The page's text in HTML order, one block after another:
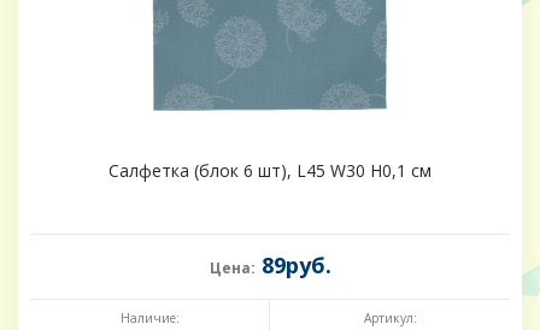
Салфетка (блок 6 шт), L45 W30 H0,1 см
Цена: 89руб.
Наличие: Артикул: